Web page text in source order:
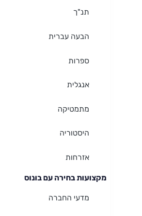
תנ"ך
הבעה עברית
ספרות
אנגלית
מתמטיקה
היסטוריה
אזרחות
מקצועות בחירהעם בונוס
מדעי החברה